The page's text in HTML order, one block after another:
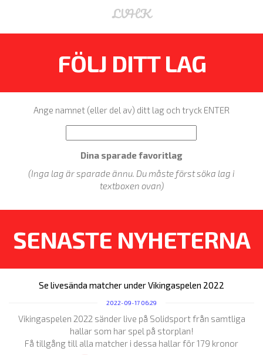
LVHK
FÖLJ DITT LAG
Ange namnet (eller del av) ditt lag och tryck ENTER
Dina sparade favoritlag
(Inga lag är sparade ännu. Du måste först söka lag i
textboxen ovan)
SENASTE NYHETERNA
Se livesända matcher under Vikingaspelen 2022
2022-09-17 06:29
Vikingaspelen 2022 sänder live på Solidsport från samtliga
hallar som har spel på storplan!
Få tillgång till alla matcher i dessa hallar för 179 kronor